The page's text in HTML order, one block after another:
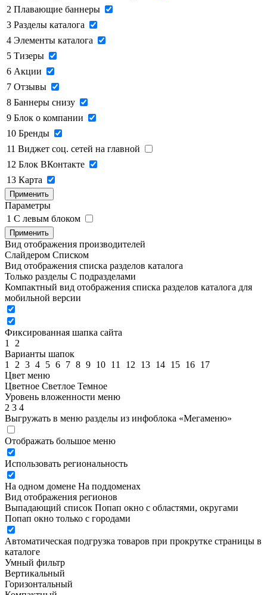
2 Плавающие баннеры
3 Разделы каталога
4 Элементы каталога
5 Тизеры
6 Акции
7 Отзывы
8 Баннеры снизу
9 Блок о компании
10 Бренды
11 Виджет соц. сетей на главной
12 Блок ВКонтакте
13 Карта
Применить
Параметры
1 C левым блоком
Применить
Вид отображения производителей
Слайдером Списком
Вид отображения списка разделов каталога
Только разделы С подразделами
Компактный вид отображения списка разделов каталога для
мобильной версии
Фиксированная шапка сайта
1
2
Варианты шапок
1
2 3 4 5 6 7 8 9 10 11 12 13 14 15 16 17
Цвет меню
Цветное Светлое Темное
Уровень вложенности меню
2 3 4
Выгружать в меню разделы из инфоблока «Мегаменю»
Отображать большое меню
Использовать региональность
На одном домене На поддоменах
Вид отображения регионов
Выпадающий список Попап окно c областями, округами
Попап окно только с городами
Автоматическая подгрузка товаров при прокрутке страницы в
каталоге
Умный фильтр
Вертикальный
Горизонтальный